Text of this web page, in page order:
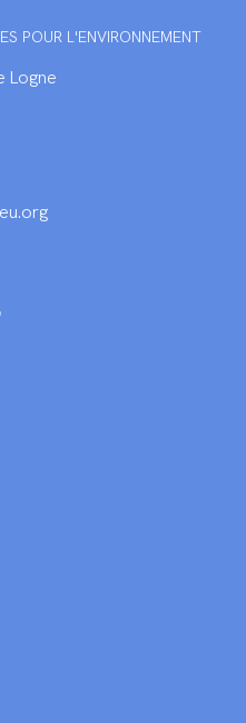
POUR L'ENVIRONNEMENT
Logne